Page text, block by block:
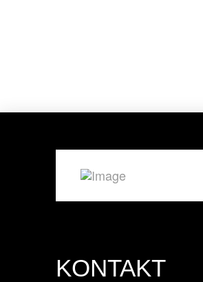
KONTAKT